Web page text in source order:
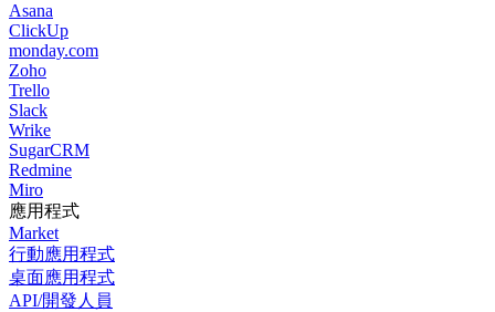
Asana
ClickUp
monday.com
Zoho
Trello
Slack
Wrike
SugarCRM
Redmine
Miro
應用程式
Market
行動應用程式
桌面應用程式
API/開發人員